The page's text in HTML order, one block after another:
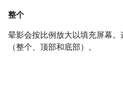
整个
晕影会按比例放大以填充屏幕
（整个、顶部和底部）。